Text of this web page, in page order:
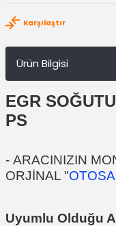
Karşılaştır
Ürün Bilgisi
EGR
PS
- ARACINIZIN
ORJİNAL "
Uyumlu Olduğu